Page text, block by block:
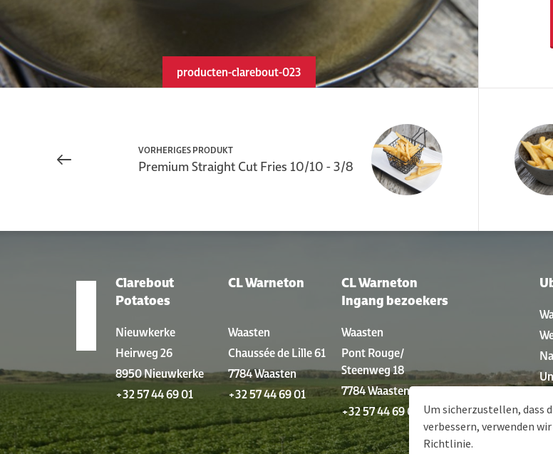
producten-clarebout-023
VORHERIGES PRODUKT
Premium Straight Cut Fries 10/10 - 3/8
Clarebout
Potatoes
Nieuwkerke
Heirweg 26
8950 Nieuwkerke
+32 57 44 69 01
CL Warneton
Waasten
Chaussée de Lille 61
7784 Waasten
+32 57 44 69 01
CL Warneton
Ingang bezoekers
Waasten
Pont Rouge/
Steenweg 18
7784 Waasten
+32 57 44 69 01
Um sicherzustellen, dass
verbessern, verwenden
Richtlinie.